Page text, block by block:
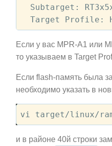
Subtarget:
Если у вас MPR-A1 или
то указываем в Target
Если flash-память была
необходимо указать в
и в районе 40й строки